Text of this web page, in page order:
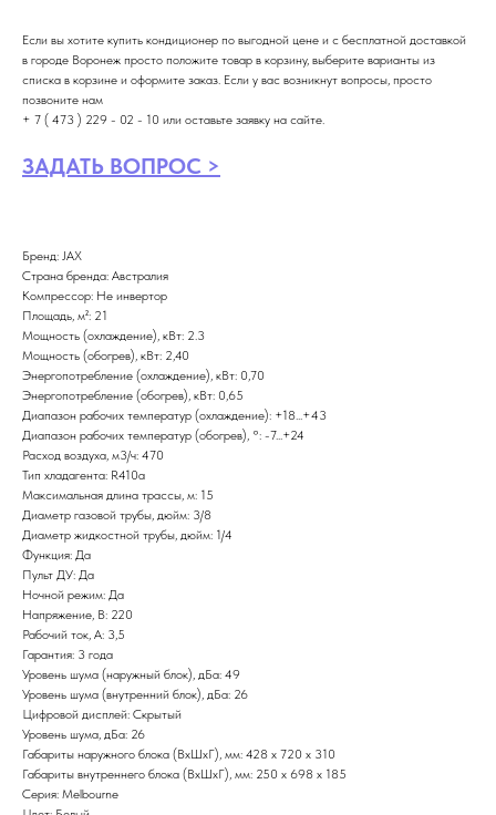
Если вы хотите купить кондиционер по выгодной цене и с бесплатной доставкой
в городе Воронеж просто положите товар в корзину, выберите варианты из
списка в корзине и оформите заказ. Если у вас возникнут вопросы, просто
позвоните нам
+ 7 ( 473 ) 229 - 02 - 10 или оставьте заявку на сайте.
ЗАДАТЬ ВОПРОС >
Бренд: JAX
Страна бренда: Австралия
Компрессор: Не инвертор
Площадь, м²: 21
Мощность (охлаждение), кВт: 2.3
Мощность (обогрев), кВт: 2,40
Энергопотребление (охлаждение), кВт: 0,70
Энергопотребление (обогрев), кВт: 0,65
Диапазон рабочих температур (охлаждение): +18...+43
Диапазон рабочих температур (обогрев), °: -7...+24
Расход воздуха, м3/ч: 470
Тип хладагента: R410a
Максимальная длина трассы, м: 15
Диаметр газовой трубы, дюйм: 3/8
Диаметр жидкостной трубы, дюйм: 1/4
Функция: Да
Пульт ДУ: Да
Ночной режим: Да
Напряжение, В: 220
Рабочий ток, А: 3,5
Гарантия: 3 года
Уровень шума (наружный блок), дБа: 49
Уровень шума (внутренний блок), дБа: 26
Цифровой дисплей: Скрытый
Уровень шума, дБа: 26
Габариты наружного блока (ВхШхГ), мм: 428 х 720 х 310
Габариты внутреннего блока (ВхШхГ), мм: 250 х 698 х 185
Серия: Melbourne